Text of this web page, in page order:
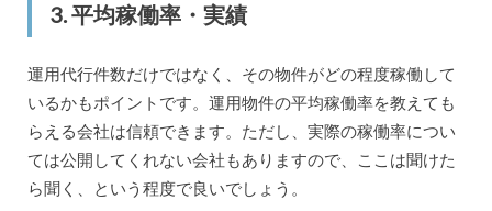
3. 平均稼働率・実績
運用代行件数だけではなく、その物件がどの程度稼働して
いるかもポイントです。運用物件の平均稼働率を教えても
らえる会社は信頼できます。ただし、実際の稼働率につい
ては公開してくれない会社もありますので、ここは聞けた
ら聞く、という程度で良いでしょう。